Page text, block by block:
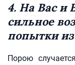
4. На Вас и
сильное
попытки
Порою